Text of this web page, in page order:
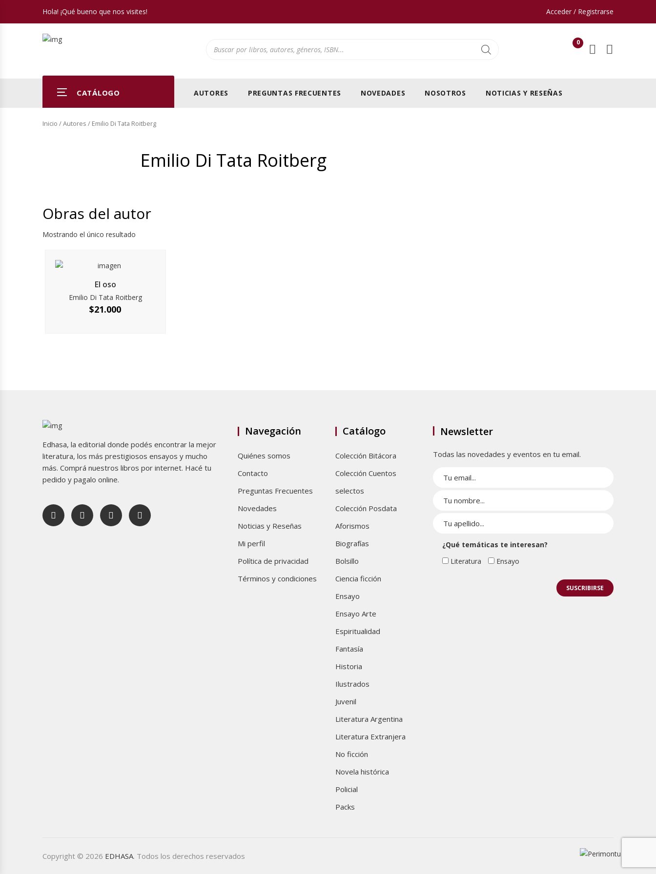
Hola! ¡Qué bueno que nos visites! Acceder / Registrarse
0
CATÁLOGO AUTORES PREGUNTAS FRECUENTES NOVEDADES NOSOTROS NOTICIAS Y RESEÑAS
Inicio / Autores / Emilio Di Tata Roitberg
Emilio Di Tata Roitberg
Obras del autor
Mostrando el único resultado
El oso
Emilio Di Tata Roitberg
$21.000
Edhasa, la editorial donde podés encontrar la mejor
literatura, los más prestigiosos ensayos y mucho
más. Comprá nuestros libros por internet. Hacé tu
pedido y pagalo online.
Navegación
Quiénes somos
Contacto
Preguntas Frecuentes
Novedades
Noticias y Reseñas
Mi perfil
Política de privacidad
Términos y condiciones
Catálogo
Colección Bitácora
Colección Cuentos
selectos
Colección Posdata
Aforismos
Biografías
Bolsillo
Ciencia ficción
Ensayo
Ensayo Arte
Espiritualidad
Fantasía
Historia
Ilustrados
Juvenil
Literatura Argentina
Literatura Extranjera
No ficción
Novela histórica
Policial
Packs
Newsletter
Todas las novedades y eventos en tu email.
¿Qué temáticas te interesan?
Literatura
Ensayo
Copyright © 2026 EDHASA. Todos los derechos reservados